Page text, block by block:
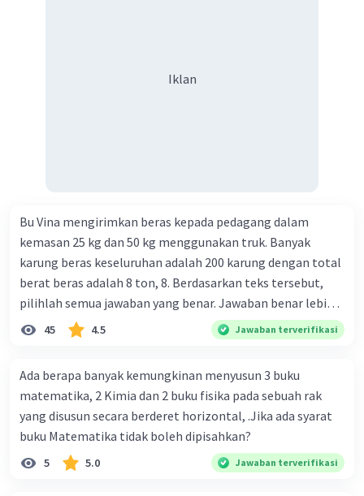
Iklan
Bu Vina mengirimkan beras kepada pedagang dalam
kemasan 25 kg dan 50 kg menggunakan truk. Banyak
karung beras keseluruhan adalah 200 karung dengan total
berat beras adalah 8 ton, 8. Berdasarkan teks tersebut,
pilihlah semua jawaban yang benar. Jawaban benar lebih
dari satu. Banyak karung beras kemasan 25 kg adalah 50
buah. Banyak karung beras kemasan 50 kg adalah 150
ton. Perbandingan berat beras kemasan 25 kg dan 50 kg
dalam truk adalah 1: 3. 9. Berdasarkan teks tersebut, jika
biaya setiap beras karung kecil adalah Rp7.500 dan karung
besar Rp14.000, berapakah biaya angkut semua beras yang
harus dibayar oleh Bu Vina? A. Rp2.540.000 C. Rp2.312.000 B.
45 4.5 Jawaban terverifikasi
Ada berapa banyak kemungkinan menyusun 3 buku
matematika, 2 Kimia dan 2 buku fisika pada sebuah rak
yang disusun secara berderet horizontal, .Jika ada syarat
buku Matematika tidak boleh dipisahkan?
5 5.0 Jawaban terverifikasi